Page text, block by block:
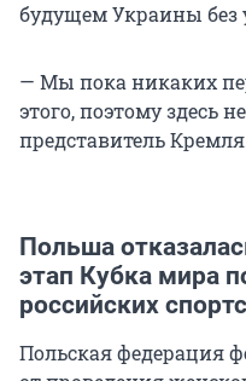
будущем Украины без
— Мы пока никаких
этого, поэтому здесь
представитель
Польша
этап Кубка мира
российских
Польская федерация